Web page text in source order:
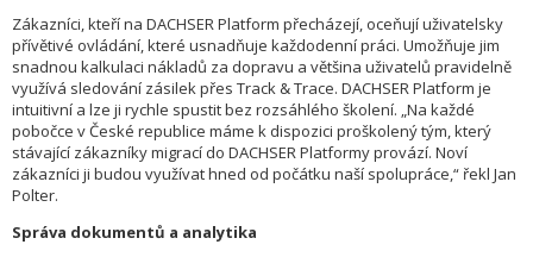
Zákazníci, kteří na DACHSER Platform přecházejí, oceňují uživatelsky
přívětivé ovládání, které usnadňuje každodenní práci. Umožňuje jim
snadnou kalkulaci nákladů za dopravu a většina uživatelů pravidelně
využívá sledování zásilek přes Track & Trace. DACHSER Platform je
intuitivní a lze ji rychle spustit bez rozsáhlého školení. „Na každé
pobočce v České republice máme k dispozici proškolený tým, který
stávající zákazníky migrací do DACHSER Platformy provází. Noví
zákazníci ji budou využívat hned od počátku naší spolupráce,“ řekl Jan
Polter.
Správa dokumentů a analytika